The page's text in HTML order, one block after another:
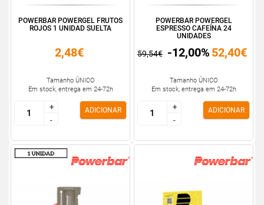
POWERBAR POWERGEL FRUTOS
ROJOS 1 UNIDAD SUELTA
2,48€
Tamanho ÚNICO
Em stock, entrega em 24-72h
+
-
+
-
ADICIONAR
POWERBAR POWERGEL
ESPRESSO CAFEÍNA 24
UNIDADES
59,54€ -12,00% 52,40€
Tamanho ÚNICO
Em stock, entrega em 24-72h
+
-
+
-
ADICIONAR